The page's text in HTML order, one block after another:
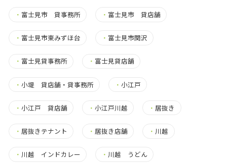
・ 富士見市 貸事務所 ・ 富士見市 貸店舗
・ 富士見市東みずほ台 ・ 富士見市関沢
・ 富士見貸事務所 ・ 富士見貸店舗
・ 小堤 貸店舗・貸事務所 ・小江戸
・ 小江戸 貸店舗 ・小江戸川越 ・ 居抜き
・ 居抜きテナント ・居抜き店舗 ・ 川越
・ 川越 インドカレー ・ 川越 うどん